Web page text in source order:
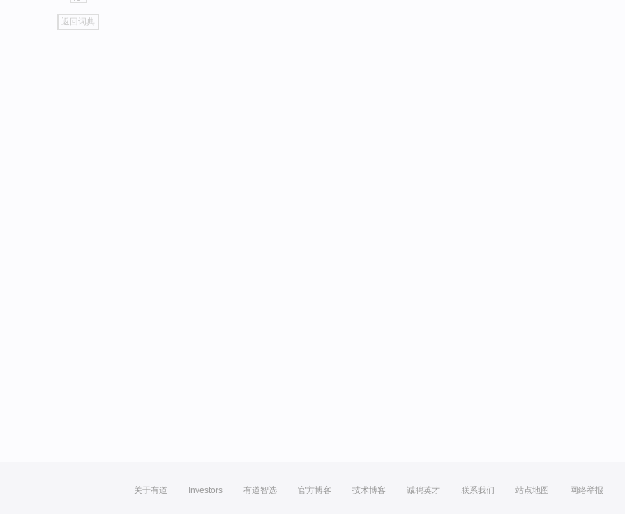
go
top
返回词典
关于有道 Investors 有道智选 官方博客 技术博客 诚聘英才 联系我们 站点地图 网络举报